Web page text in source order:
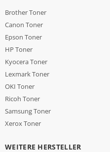
Brother Toner
Canon Toner
Epson Toner
HP Toner
Kyocera Toner
Lexmark Toner
OKI Toner
Ricoh Toner
Samsung Toner
Xerox Toner
WEITERE HERSTELLER